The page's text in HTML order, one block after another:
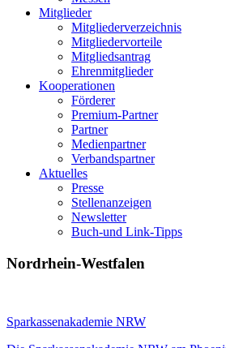
Mitglieder
Mitgliederverzeichnis
Mitgliedervorteile
Mitgliedsantrag
Ehrenmitglieder
Kooperationen
Förderer
Premium-Partner
Partner
Medienpartner
Verbandspartner
Aktuelles
Presse
Stellenanzeigen
Newsletter
Buch-und Link-Tipps
Nordrhein-Westfalen
Sparkassenakademie NRW